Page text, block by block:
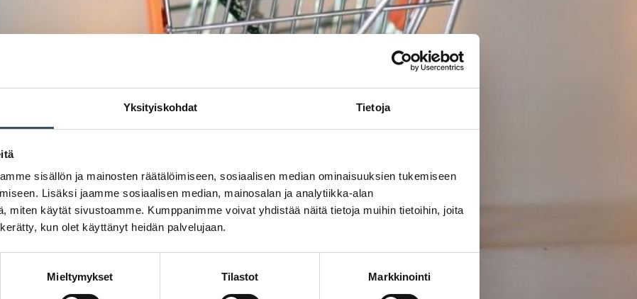
Yksityiskohdat Tietoja
sisällön ja mainosten räätälöimiseen, sosiaalisen median ominaisuuksien tukemiseen
Lisäksi jaamme sosiaalisen median, mainosalan ja analytiikka-alan
miten käytät sivustoamme. Kumppanimme voivat yhdistää näitä tietoja muihin tietoihin, joita
kun olet käyttänyt heidän palvelujaan.
Mieltymykset Tilastot Markkinointi